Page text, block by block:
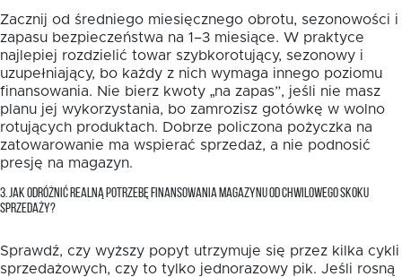
Zacznij od średniego miesięcznego obrotu, sezonowości i
zapasu bezpieczeństwa na 1–3 miesiące. W praktyce
najlepiej rozdzielić towar szybkorotujący, sezonowy i
uzupełniający, bo każdy z nich wymaga innego poziomu
finansowania. Nie bierz kwoty „na zapas”, jeśli nie masz
planu jej wykorzystania, bo zamrozisz gotówkę w wolno
rotujących produktach. Dobrze policzona pożyczka na
zatowarowanie ma wspierać sprzedaż, a nie podnosić
presję na magazyn.
3. JAK ODRÓŻNIĆ REALNĄ POTRZEBĘ FINANSOWANIA MAGAZYNU OD CHWILOWEGO SKOKU
SPRZEDAŻY?
Sprawdź, czy wyższy popyt utrzymuje się przez kilka cykli
sprzedażowych, czy to tylko jednorazowy pik. Jeśli rosną